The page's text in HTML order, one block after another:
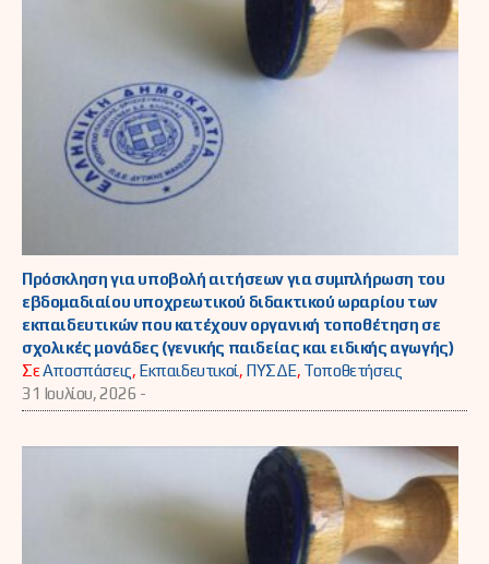
Πρόσκληση για υποβολή αιτήσεων για συμπλήρωση του
εβδομαδιαίου υποχρεωτικού διδακτικού ωραρίου των
εκπαιδευτικών που κατέχουν οργανική τοποθέτηση σε
σχολικές μονάδες (γενικής παιδείας και ειδικής αγωγής)
ΣεΑποσπάσεις, Εκπαιδευτικοί, ΠΥΣΔΕ, Τοποθετήσεις
31 Ιουλίου, 2026 -